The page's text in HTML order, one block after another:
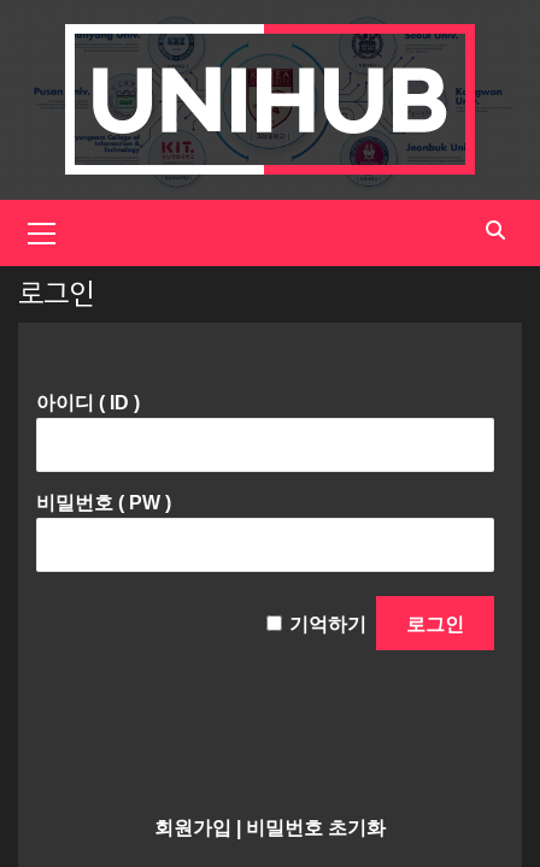
Menu
로그인
아이디 ( ID )
비밀번호 ( PW )
기억하기
회원가입 비밀번호 초기화